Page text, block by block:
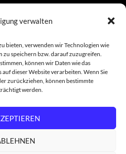
verwalten
bieten, verwenden wir Technologien wie
zu speichern bzw. darauf zuzugreifen.
können wir Daten wie das
dieser Website verarbeiten. Wenn Sie
zurückziehen, können bestimmte
werden.